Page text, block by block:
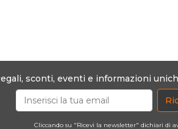
sconti, eventi e informazioni
Cliccando su "Ricevi la newsletter" dichiari di